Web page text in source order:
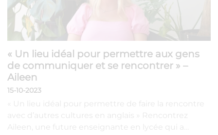
« Un lieu idéal pour permettre aux gens
de communiquer et se rencontrer » –
Aileen
15-10-2023
« Un lieu idéal pour permettre de faire la rencontre
avec d’autres cultures en anglais » Rencontrez
Aileen, une future enseignante en lycée qui a…